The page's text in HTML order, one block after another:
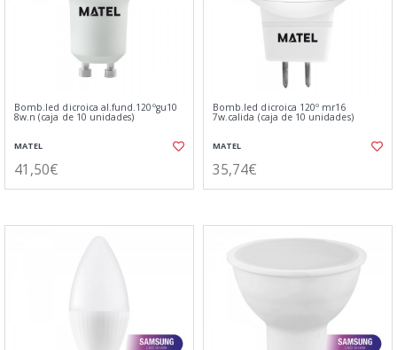
Bomb.led dicroica al.fund.120ºgu10
8w.n (caja de 10 unidades)
MATEL
41,50€
Bomb.led dicroica 120º mr16
7w.calida (caja de 10 unidades)
MATEL
35,74€